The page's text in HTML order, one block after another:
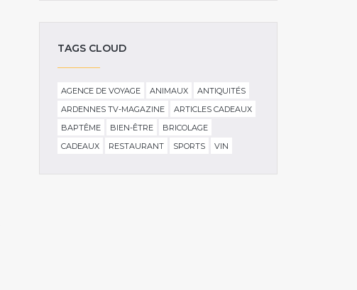
TAGS CLOUD
AGENCE DE VOYAGE ANIMAUX
ANTIQUITÉS
ARDENNES TV-MAGAZINE
ARTICLES CADEAUX
BAPTÊME
BIEN-ÊTRE
BRICOLAGE
CADEAUX
RESTAURANT SPORTS VIN